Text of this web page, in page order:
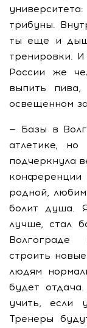
трибуны.
ты еще и
тренировки.
России же
выпить пива,
освещенном
— Базы в
атлетике,
подчеркнула
конференции
родной,
болит душа.
лучше, стал
Волгограде
строить
людям
будет
учить, если
Тренеры